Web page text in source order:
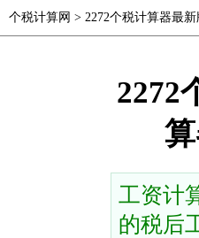
个税计算网 > 2272个税计算器最新
2272
工资计
的税后